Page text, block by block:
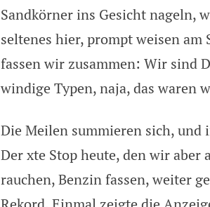
Sandkörner ins Gesicht nageln,
seltenes hier, prompt weisen
fassen wir zusammen: Wir sind
windige Typen, naja, das waren
Die Meilen summieren sich, und
Der xte Stop heute, den wir aber
rauchen, Benzin fassen, weiter